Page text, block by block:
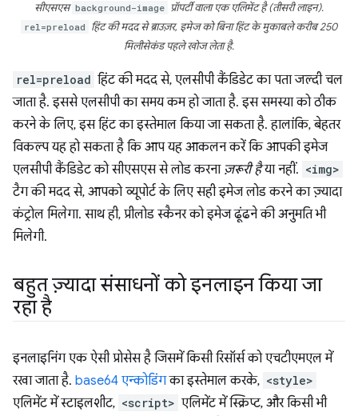
सीएसएस background-image प्रॉपर्टी वाला एक एलिमेंट है (तीसरी लाइन).
rel=preload हिंट की मदद से ब्राउज़र, इमेज को बिना हिंट के मुकाबले करीब 250
मिलीसेकंड पहले खोज लेता है.
rel=preload हिंट की मदद से, एलसीपी कैंडिडेट का पता जल्दी चल
जाता है. इससे एलसीपी का समय कम हो जाता है. इस समस्या को ठीक
करने के लिए, इस हिंट का इस्तेमाल किया जा सकता है. हालांकि, बेहतर
विकल्प यह हो सकता है कि आप यह आकलन करें कि आपकी इमेज
एलसीपी कैंडिडेट को सीएसएस से लोड करना ज़रूरी हैया नहीं. <img>
टैग की मदद से, आपको व्यूपोर्ट के लिए सही इमेज लोड करने का ज़्यादा
कंट्रोल मिलेगा. साथ ही, प्रीलोड स्कैनर को इमेज ढूंढने की अनुमति भी
मिलेगी.
बहुत ज़्यादा संसाधनों को इनलाइन किया जा
रहा है
इनलाइनिंग एक ऐसी प्रोसेस है जिसमें किसी रिसॉर्स को एचटीएमएल में
रखा जाता है. base64 एन्कोडिंगका इस्तेमाल करके, <style>
एलिमेंट में स्टाइलशीट, <script> एलिमेंट में स्क्रिप्ट, और किसी भी